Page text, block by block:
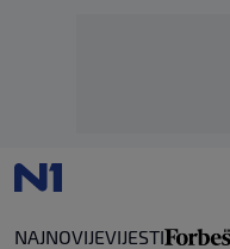
NAJNOVIJEVIJESTI